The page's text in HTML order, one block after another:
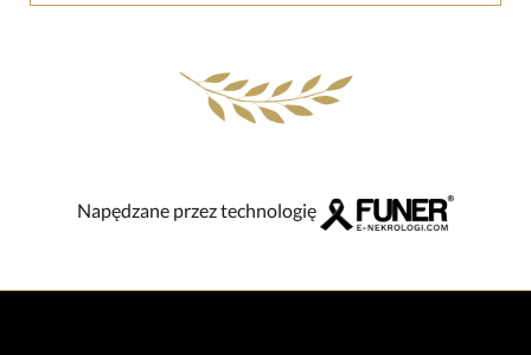
Napędzane przez technologię